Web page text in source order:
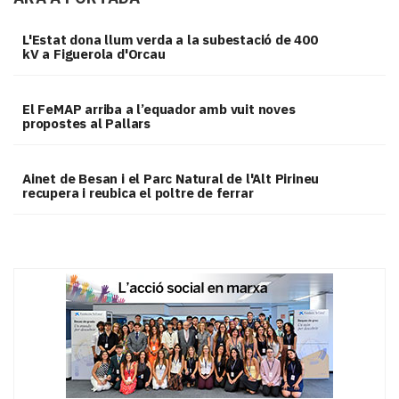
L'Estat dona llum verda a la subestació de 400
kV a Figuerola d'Orcau
El FeMAP arriba a l’equador amb vuit noves
propostes al Pallars
Ainet de Besan i el Parc Natural de l'Alt Pirineu
recupera i reubica el poltre de ferrar